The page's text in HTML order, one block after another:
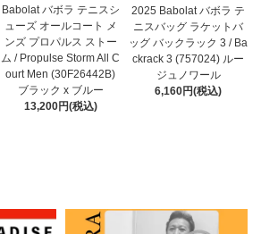
Babolat バボラ テニスシ
ューズ オールコート メ
ンズ プロパルス ストー
ム / Propulse Storm All C
ourt Men (30F26442B)
ブラック x ブルー
13,200円(税込)
2025 Babolat バボラ テ
ニスバッグ ラケットバ
ッグ バックラック 3 / Ba
ckrack 3 (757024) ルー
ジュノワール
6,160円(税込)